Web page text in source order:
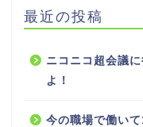
最近の投稿
ニコニコ超会議
よ！
今の職場で働い